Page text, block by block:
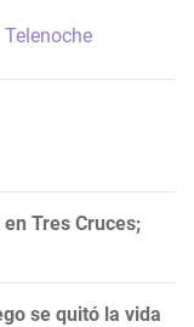
Telenoche
Tres Cruces;
se quitó la vida